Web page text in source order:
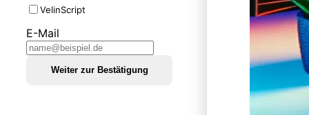
VelinScript
E-Mail
Weiter zur Bestätigung